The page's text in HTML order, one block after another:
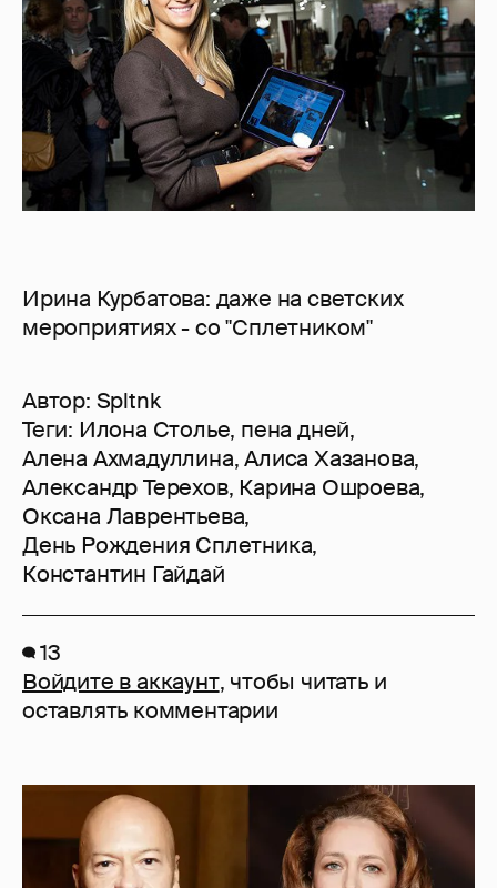
Ирина Курбатова: даже на светских
мероприятиях - со "Сплетником"
Автор: Spltnk
Теги: Илона Столье, пена дней,
Алена Ахмадуллина,Алиса Хазанова,
Александр Терехов, Карина Ошроева,
Оксана Лаврентьева,
День Рождения Сплетника,
Константин Гайдай
13
Войдите в аккаунт, чтобы читать и
оставлять комментарии